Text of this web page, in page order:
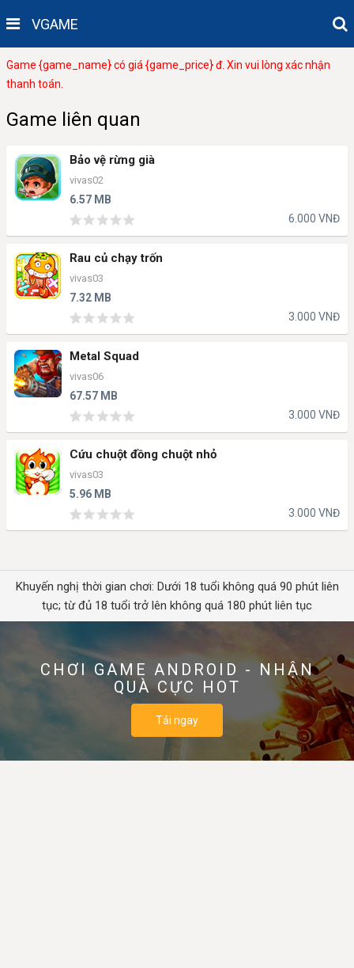
VGAME
Game {game_name} có giá {game_price} đ. Xin vui lòng xác nhận
thanh toán.
Game liên quan
Bảo vệ rừng già
vivas02
6.57 MB
6.000 VNĐ
Rau củ chạy trốn
vivas03
7.32 MB
3.000 VNĐ
Metal Squad
vivas06
67.57 MB
3.000 VNĐ
Cứu chuột đồng chuột nhỏ
vivas03
5.96 MB
3.000 VNĐ
Khuyến nghị thời gian chơi: Dưới 18 tuổi không quá 90 phút liên
tục; từ đủ 18 tuổi trở lên không quá 180 phút liên tục
CHƠI GAME ANDROID - NHẬN
QUÀ CỰC HOT
Tải ngay